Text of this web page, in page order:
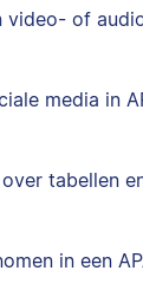
video- of
media in
tabellen
in een